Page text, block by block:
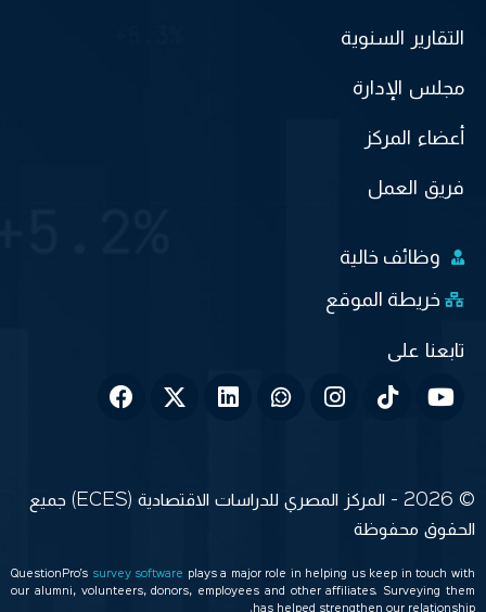
التقارير السنوية
مجلس الإدارة
أعضاء المركز
فريق العمل
وظائف خالية
خريطة الموقع
© 2026 - المركز المصري للدراسات الاقتصادية (ECES) جميع
الحقوق محفوظة
QuestionPro’s survey software
plays a major role in helping us keep in touch with
our alumni, volunteers, donors, employees and other affiliates. Surveying them
has helped strengthen our relationship.